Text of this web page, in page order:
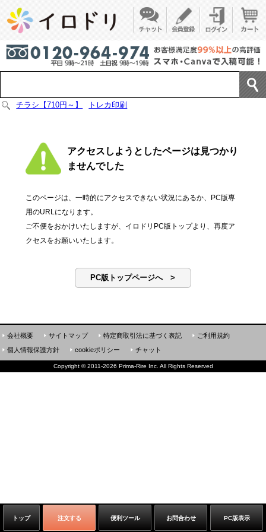
チラシ【710円～】 トレカ印刷
アクセスしようとしたページは見つかり
ませんでした
このページは、一時的にアクセスできない状況にあるか、PC版専
用のURLになります。
ご不便をおかけいたしますが、イロドリPC版トップより、再度ア
クセスをお願いいたします。
PC版トップページへ >
トップ 注文する 便利ツール お問合わせ PC版表示
会社概要 サイトマップ 特定商取引法に基づく表記
ご利用規約
個人情報保護方針
cookieポリシー チャット
Copyright ©2011-2026 Prima-Rire Inc. All Rights Reserved